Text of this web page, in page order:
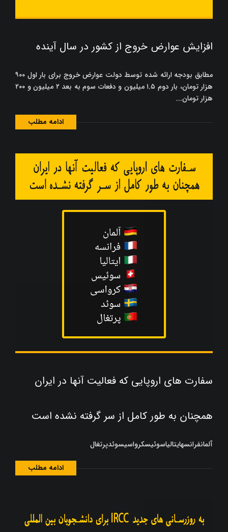
افزایش عوارض خروج از کشور در سال آینده
مطابق بودجه ارائه شده توسط دولت عوارض خروج برای بار اول ۹۰۰
هزار تومان، بار دوم ۱.۵ میلیون و دفعات سوم به بعد ۲ میلیون و ۲۰۰
هزار تومان...
ادامه مطلب
سفارت های اروپایی که فعالیت آنها در ایران
همچنان به طور کامل از سر گرفته نشده است
آلمانفرانسهایتالیاسوئیسکرواسیسوئدپرتغال
ادامه مطلب